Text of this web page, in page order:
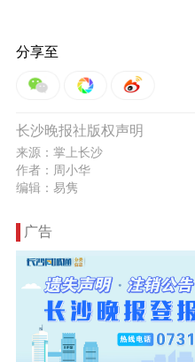
分享至
长沙晚报社版权声明
来源：掌上长沙
作者：周小华
编辑：易隽
广告